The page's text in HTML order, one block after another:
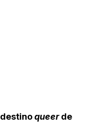
destinoqueerde